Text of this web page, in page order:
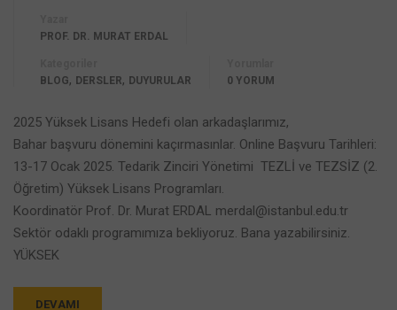
PROF. DR. MURAT ERDAL
BLOG, DERSLER, DUYURULAR
0 YORUM
2025 Yüksek Lisans Hedefi olan arkadaşlarımız,
Bahar başvuru dönemini kaçırmasınlar. Online Başvuru Tarihleri:
13-17 Ocak 2025. Tedarik Zinciri Yönetimi TEZLİ ve TEZSİZ (2.
Öğretim) Yüksek Lisans Programları.
Koordinatör Prof. Dr. Murat ERDAL merdal@istanbul.edu.tr
Sektör odaklı programımıza bekliyoruz. Bana yazabilirsiniz.
YÜKSEK
DEVAMI